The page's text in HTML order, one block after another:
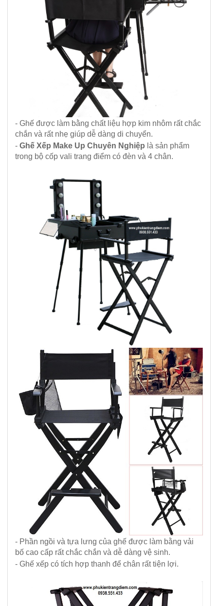
- Ghế được làm bằng chất liệu hợp kim nhôm rất chắc
chắn và rất nhẹ giúp dễ dàng di chuyển.
- Ghế Xếp Make Up Chuyên Nghiệp là sản phẩm
trong bộ cốp vali trang điểm có đèn và 4 chân.
- Phần ngồi và tựa lưng của ghế được làm bằng vải
bố cao cấp rất chắc chắn và dễ dàng vệ sinh.
- Ghế xếp có tích hợp thanh để chân rất tiện lợi.